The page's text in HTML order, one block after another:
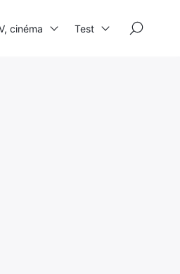
cinéma Test